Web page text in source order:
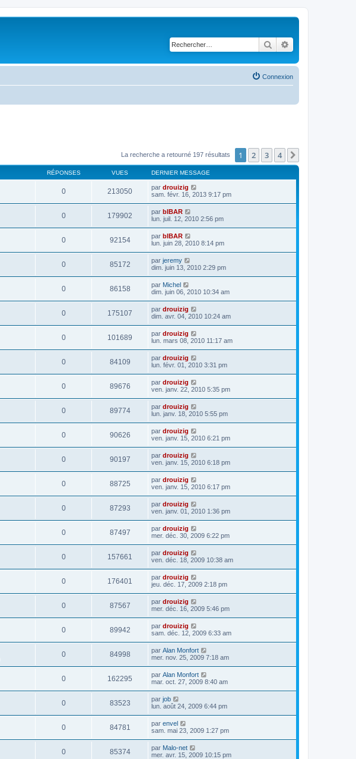
Rechercher
Connexion
La recherche a retourné 197 résultats 1 2 3 4
RÉPONSES VUES DERNIER MESSAGE
0 213050 par drouizig
sam. févr. 16, 2013 9:17 pm
0 179902 par bIBAR
lun. juil. 12, 2010 2:56 pm
0 92154 par bIBAR
lun. juin 28, 2010 8:14 pm
0 85172 par jeremy
dim. juin 13, 2010 2:29 pm
0 86158 par Michel
dim. juin 06, 2010 10:34 am
0 175107 par drouizig
dim. avr. 04, 2010 10:24 am
0 101689 par drouizig
lun. mars 08, 2010 11:17 am
0 84109 par drouizig
lun. févr. 01, 2010 3:31 pm
0 89676 par drouizig
ven. janv. 22, 2010 5:35 pm
0 89774 par drouizig
lun. janv. 18, 2010 5:55 pm
0 90626 par drouizig
ven. janv. 15, 2010 6:21 pm
0 90197 par drouizig
ven. janv. 15, 2010 6:18 pm
0 88725 par drouizig
ven. janv. 15, 2010 6:17 pm
0 87293 par drouizig
ven. janv. 01, 2010 1:36 pm
0 87497 par drouizig
mer. déc. 30, 2009 6:22 pm
0 157661 par drouizig
ven. déc. 18, 2009 10:38 am
0 176401 par drouizig
jeu. déc. 17, 2009 2:18 pm
0 87567 par drouizig
mer. déc. 16, 2009 5:46 pm
0 89942 par drouizig
sam. déc. 12, 2009 6:33 am
0 84998 par Alan Monfort
mer. nov. 25, 2009 7:18 am
0 162295 par Alan Monfort
mar. oct. 27, 2009 8:40 am
0 83523 par job
lun. août 24, 2009 6:44 pm
0 84781 par envel
sam. mai 23, 2009 1:27 pm
0 85374 par Malo-net
mer. avr. 15, 2009 10:15 pm